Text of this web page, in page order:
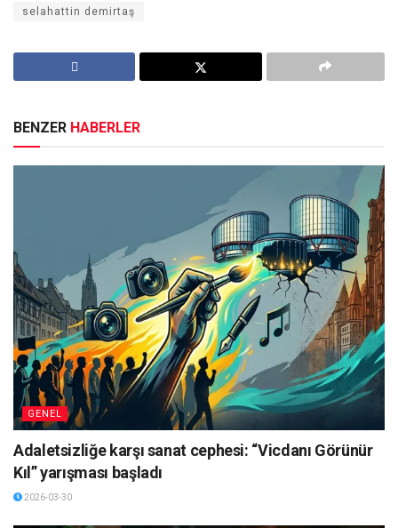
selahattin demirtaş
BENZER HABERLER
GENEL
Adaletsizliğe karşı sanat cephesi: “Vicdanı Görünür
Kıl” yarışması başladı
2026-03-30